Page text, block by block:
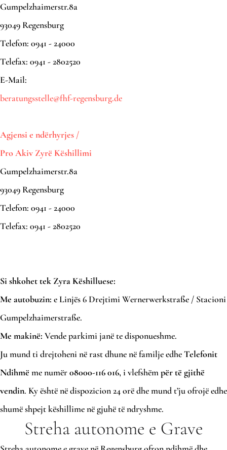
Gumpelzhaimerstr.8a
93049 Regensburg
Telefon: 0941 - 24000
Telefax: 0941 - 2802520
E-Mail:
beratungsstelle@fhf-regensburg.de
Agjensi e ndërhyrjes /
Pro Akiv Zyrë Këshillimi
Gumpelzhaimerstr.8a
93049 Regensburg
Telefon: 0941 - 24000
Telefax: 0941 - 2802520
Si shkohet tek Zyra Këshilluese:
Me autobuzin: e Linjës 6 Drejtimi Wernerwerkstraße / Stacioni
Gumpelzhaimerstraße.
Me makinë: Vende parkimi janë te disponueshme.
Ju mund ti drejtoheni në rast dhune në familje edheTelefonit
Ndihmë me numër08000-116 016, i vlefshëmpër të gjithë
vendin. Ky është në dispozicion 24 orë dhe mund t’ju ofrojë edhe
shumë shpejt këshillime në gjuhë të ndryshme.
Streha autonome e Grave